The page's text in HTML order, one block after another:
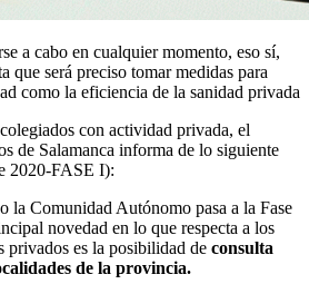
a cabo en cualquier momento, eso sí,
que será preciso tomar medidas para
como la eficiencia de la sanidad privada
con actividad privada, el
de Salamanca informa de lo siguiente
2020-FASE I):
la Comunidad Autónomo pasa a la Fase
novedad en lo que respecta a los
privados es la posibilidad de consulta
de la provincia.